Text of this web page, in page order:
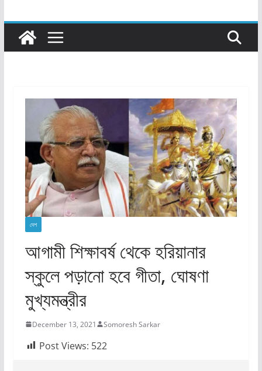
দেশ
আগামী শিক্ষাবর্ষ থেকে হরিয়ানার
স্কুলে পড়ানো হবে গীতা, ঘোষণা
মুখ্যমন্ত্রীর
December 13, 2021 Somoresh Sarkar
Post Views: 522